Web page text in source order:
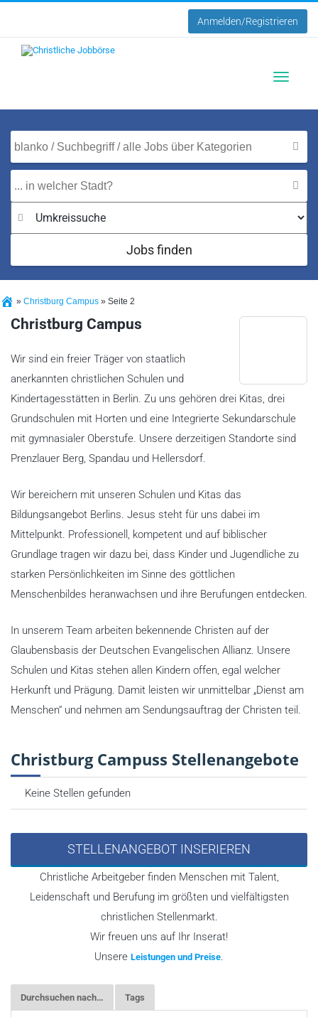
Anmelden/Registrieren
Jobs finden
» Christburg Campus » Seite 2
Christburg Campus
Wir sind ein freier Träger von staatlich
anerkannten christlichen Schulen und
Kindertagesstätten in Berlin. Zu uns gehören drei Kitas, drei
Grundschulen mit Horten und eine Integrierte Sekundarschule
mit gymnasialer Oberstufe. Unsere derzeitigen Standorte sind
Prenzlauer Berg, Spandau und Hellersdorf.
Wir bereichern mit unseren Schulen und Kitas das
Bildungsangebot Berlins. Jesus steht für uns dabei im
Mittelpunkt. Professionell, kompetent und auf biblischer
Grundlage tragen wir dazu bei, dass Kinder und Jugendliche zu
starken Persönlichkeiten im Sinne des göttlichen
Menschenbildes heranwachsen und ihre Berufungen entdecken.
In unserem Team arbeiten bekennende Christen auf der
Glaubensbasis der Deutschen Evangelischen Allianz. Unsere
Schulen und Kitas stehen allen Kindern offen, egal welcher
Herkunft und Prägung. Damit leisten wir unmittelbar „Dienst am
Menschen“ und nehmen am Sendungsauftrag der Christen teil.
Christburg Campuss Stellenangebote
Keine Stellen gefunden
STELLENANGEBOT INSERIEREN
Christliche Arbeitgeber finden Menschen mit Talent,
Leidenschaft und Berufung im größten und vielfältigsten
christlichen Stellenmarkt.
Wir freuen uns auf Ihr Inserat!
Unsere Leistungen und Preise.
Durchsuchen nach… Tags